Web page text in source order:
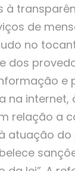
à
de
no
dos
e
na internet,
relação a
atuação do